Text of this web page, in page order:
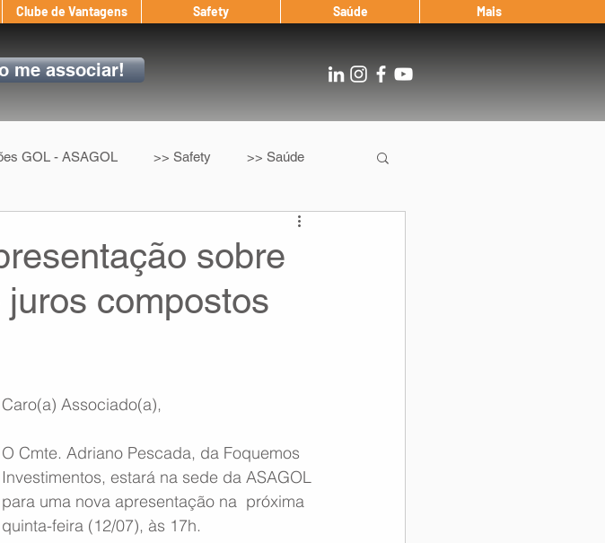
Clube de Vantagens Safety Saúde Mais
me associar!
GOL - ASAGOL >> Safety >> Saúde
After Landing
Amigo da ASAGOL Entrevista
sobre
compostos
Caro(a) Associado(a),
O Cmte. Adriano Pescada, da Foquemos
Investimentos, estará na sede da ASAGOL
para uma nova apresentação na  próxima
quinta-feira (12/07), às 17h.